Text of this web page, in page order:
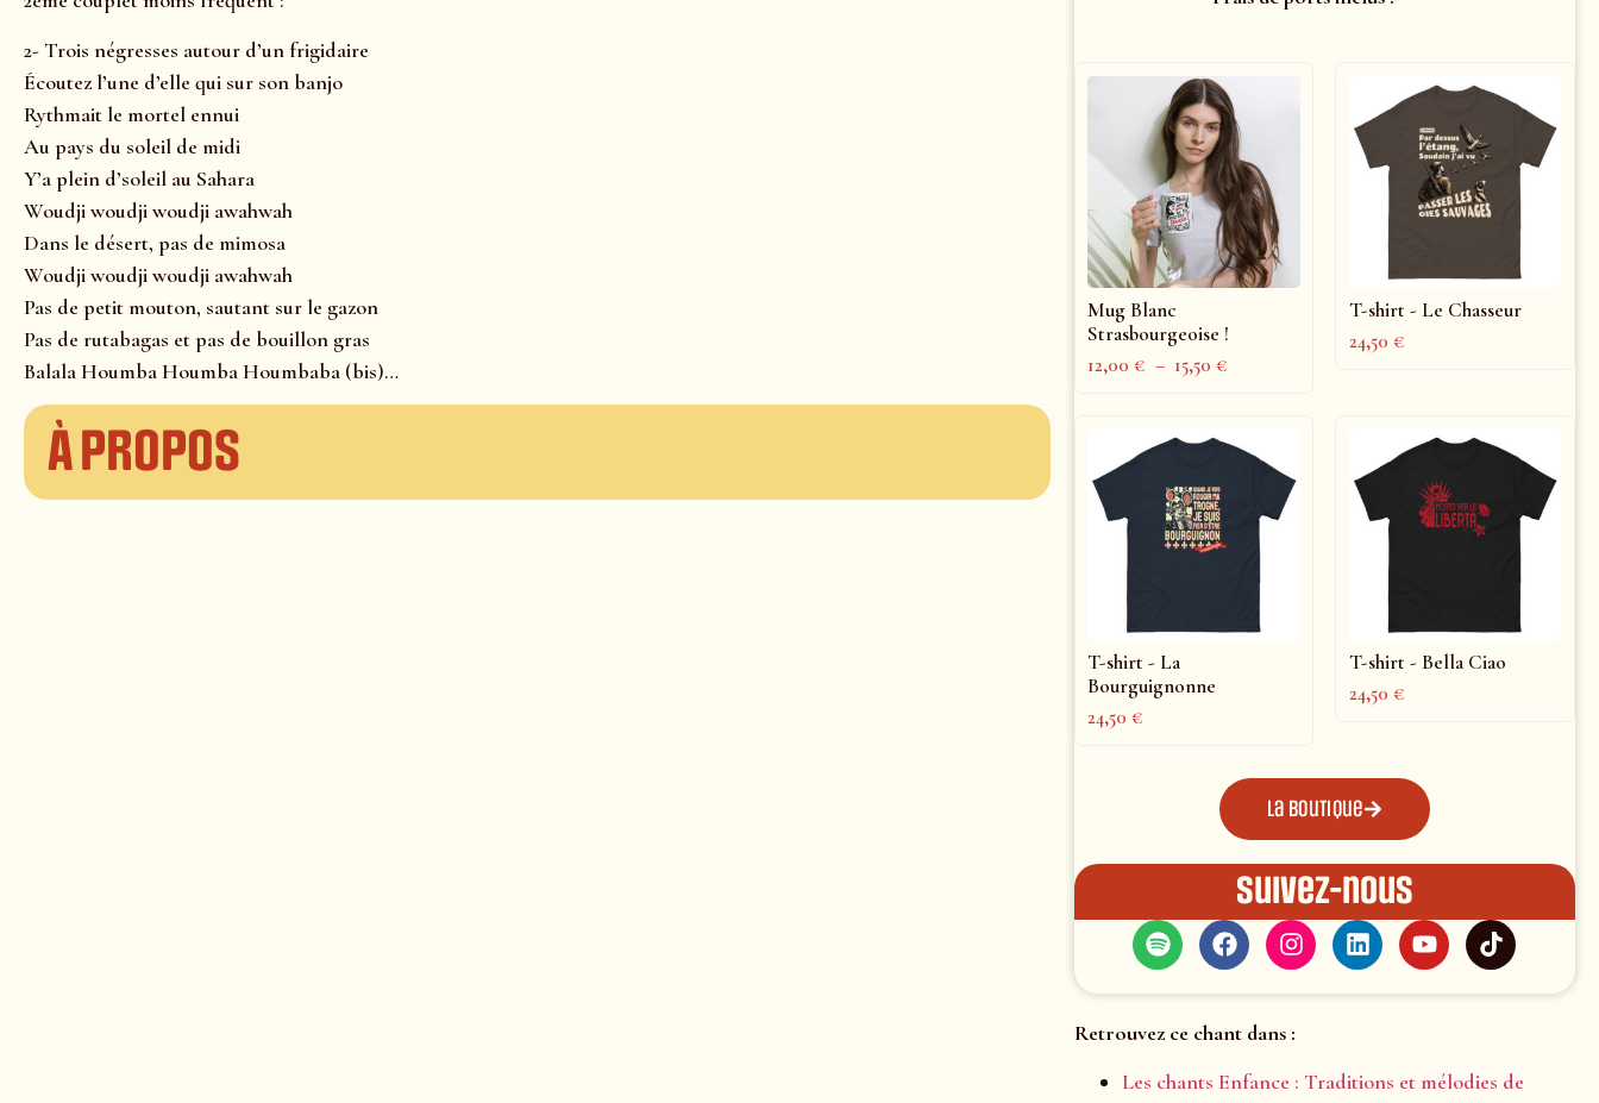
2- Trois négresses autour d’un frigidaire
Écoutez l’une d’elle qui sur son banjo
Rythmait le mortel ennui
Au pays du soleil de midi
Y’a plein d’soleil au Sahara
Woudji woudji woudji awahwah
Dans le désert, pas de mimosa
Woudji woudji woudji awahwah
Pas de petit mouton, sautant sur le gazon
Pas de rutabagas et pas de bouillon gras
Balala Houmba Houmba Houmbaba (bis)…
À propos
Mug Blanc
Strasbourgeoise !
12,00€ – 15,50€
T-shirt - Le Chasseur
24,50€
T-shirt - La
Bourguignonne
24,50€
T-shirt - Bella Ciao
24,50€
La boutique
Suivez-nous
Retrouvez ce chant dans :
Les chants Enfance : Traditions et mélodies de